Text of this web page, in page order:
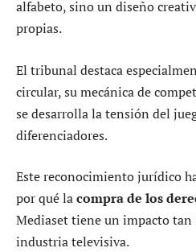
alfabeto, sino un diseño
propias.
El tribunal destaca
circular, su mecánica de
se desarrolla la tensión del
diferenciadores.
Este reconocimiento jurídico
por qué lacompra de los
Mediaset tiene un impacto
industria televisiva.